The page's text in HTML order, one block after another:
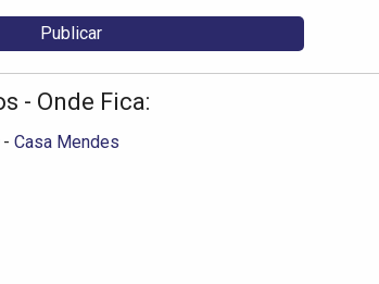
- Onde Fica:
- Casa Mendes